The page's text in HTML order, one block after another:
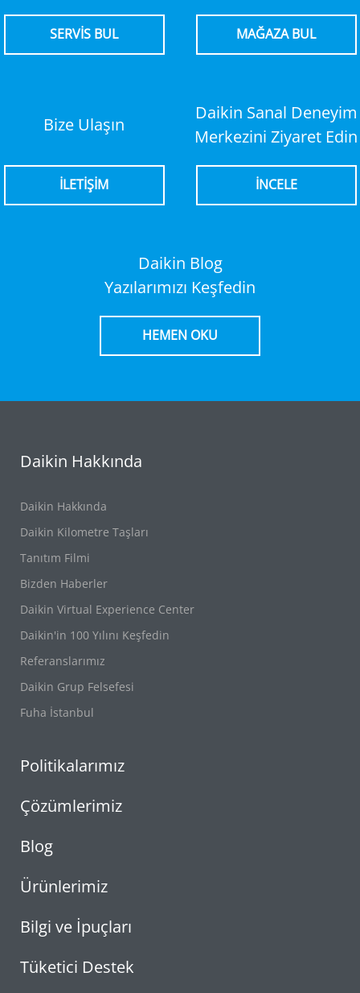
SERVİS BUL MAĞAZA BUL
Bize Ulaşın
İLETİŞİM
Daikin Sanal Deneyim
Merkezini Ziyaret Edin
İNCELE
Daikin Blog
Yazılarımızı Keşfedin
HEMEN OKU
Daikin Hakkında
Daikin Hakkında
Daikin Kilometre Taşları
Tanıtım Filmi
Bizden Haberler
Daikin Virtual Experience Center
Daikin'in 100 Yılını Keşfedin
Referanslarımız
Daikin Grup Felsefesi
Fuha İstanbul
Politikalarımız
Çözümlerimiz
Blog
Ürünlerimiz
Bilgi ve İpuçları
Tüketici Destek